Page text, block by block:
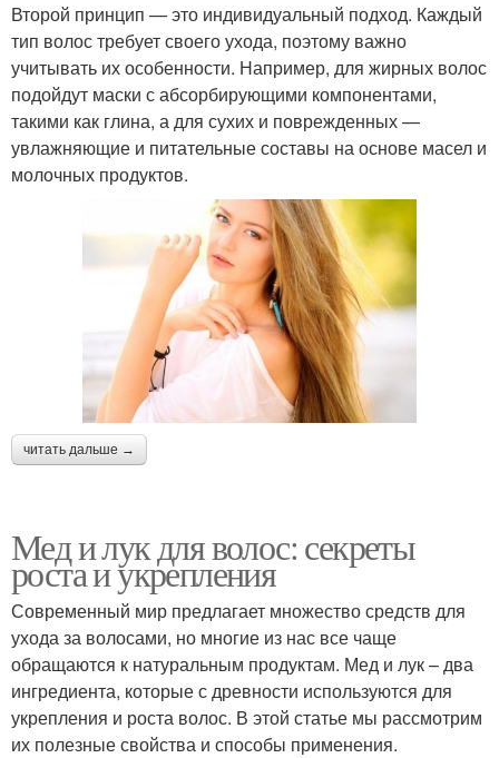
Второй принцип — это индивидуальный подход. Каждый
тип волос требует своего ухода, поэтому важно
учитывать их особенности. Например, для жирных волос
подойдут маски с абсорбирующими компонентами,
такими как глина, а для сухих и поврежденных —
увлажняющие и питательные составы на основе масел и
молочных продуктов.
читать дальше →
Мед и лук для волос: секреты
роста и укрепления
Современный мир предлагает множество средств для
ухода за волосами, но многие из нас все чаще
обращаются к натуральным продуктам. Мед и лук – два
ингредиента, которые с древности используются для
укрепления и роста волос. В этой статье мы рассмотрим
их полезные свойства и способы применения.